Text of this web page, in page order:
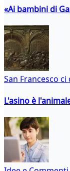
«Ai bambini di
San Francesco ci
L'asino è